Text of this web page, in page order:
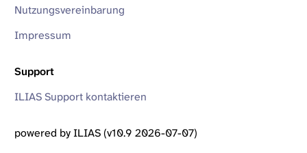
Nutzungsvereinbarung
Impressum
Support
ILIAS Support kontaktieren
powered by ILIAS (v10.9 2026-07-07)